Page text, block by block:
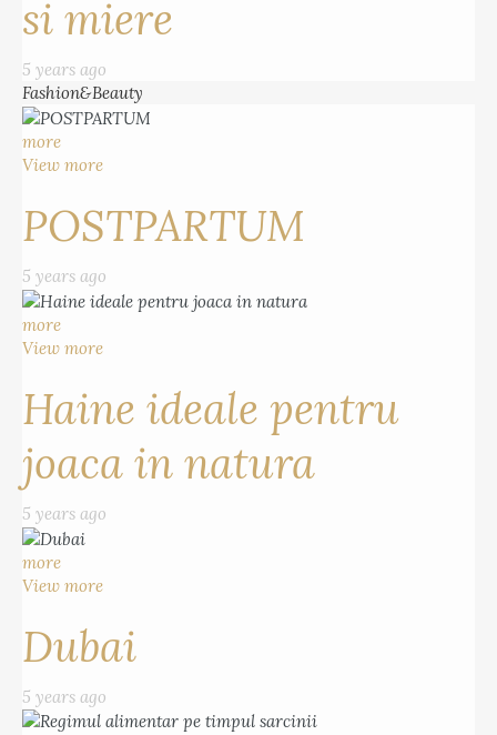
si miere
5 years ago
Fashion&Beauty
more
View more
POSTPARTUM
5 years ago
more
View more
Haine ideale pentru
joaca in natura
5 years ago
more
View more
Dubai
5 years ago